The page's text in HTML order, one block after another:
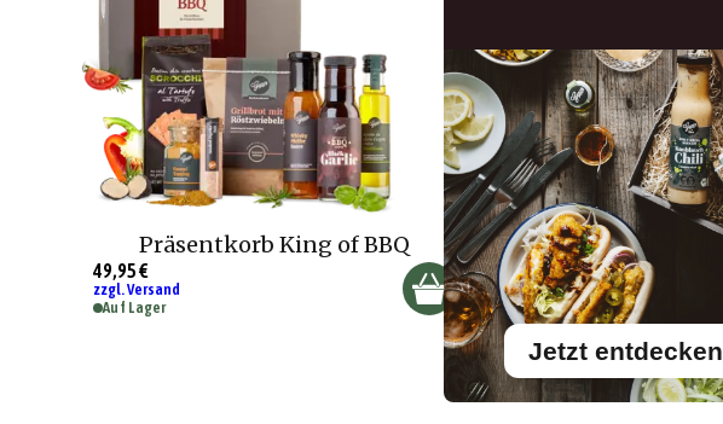
Präsentkorb King of BBQ
49,95 €
zzgl. Versand
Auf Lager
Jetzt entdecken